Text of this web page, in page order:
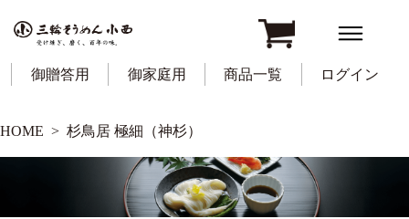
御贈答用 御家庭用 商品一覧 ログイン
HOME 杉鳥居 極細（神杉）